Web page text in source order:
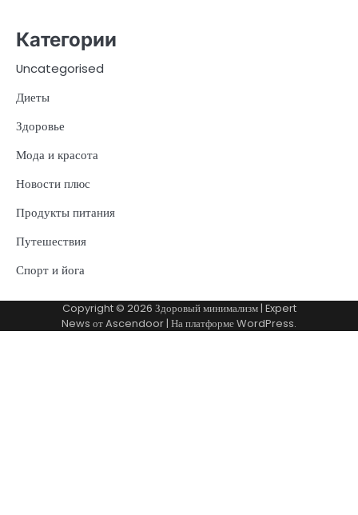
Категории
Uncategorised
Диеты
Здоровье
Мода и красота
Новости плюс
Продукты питания
Путешествия
Спорт и йога
Copyright © 2026 Здоровый минимализм| Expert
News отAscendoor| На платформеWordPress.